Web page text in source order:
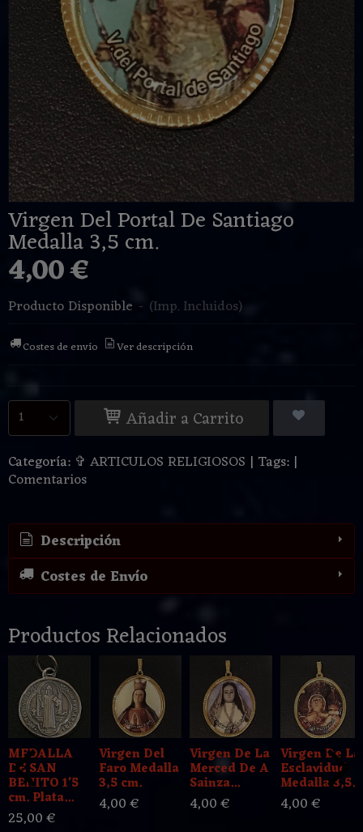
Virgen Del Portal De Santiago
Medalla 3,5 cm.
4,00 €
Producto Disponible - (Imp. Incluidos)
Costes de envío Ver descripción
Añadir a Carrito
Categoría: ✞ ARTICULOS RELIGIOSOS | Tags: |
Comentarios
Descripción
Costes de Envío
Productos Relacionados
MEDALLA
DE SAN
BENITO 1'5
cm. Plata...
25,00 €
Virgen Del
Faro Medalla
3,5 cm.
4,00 €
Virgen De La
Merced De A
Sainza...
4,00 €
Virgen De La
Esclavidud
Medalla 3,5...
4,00 €